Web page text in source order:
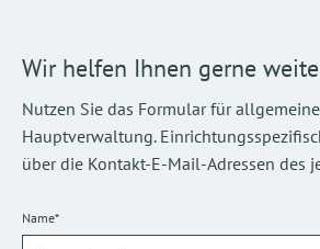
Wir helfen Ihnen gerne
Nutzen Sie das Formular für
Hauptverwaltung.
über die Kontakt-E-Mail-Adressen des
Name*